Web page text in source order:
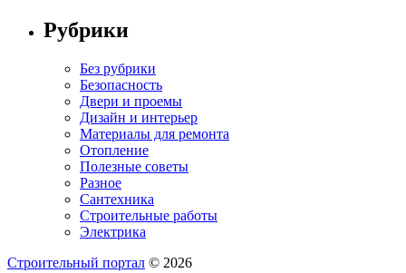
Рубрики
Без рубрики
Безопасность
Двери и проемы
Дизайн и интерьер
Материалы для ремонта
Отопление
Полезные советы
Разное
Сантехника
Строительные работы
Электрика
Строительный портал © 2026